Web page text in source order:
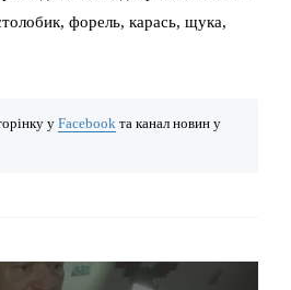
форель, карась, щука,
у Facebook та канал новин у